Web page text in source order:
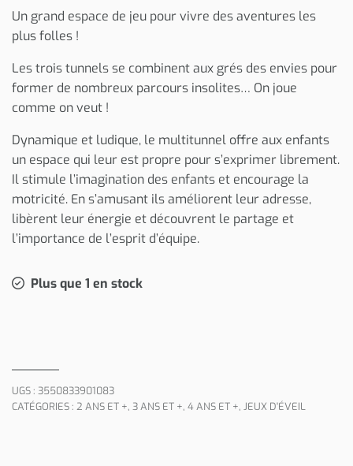
Un grand espace de jeu pour vivre des aventures les
plus folles !
Les trois tunnels se combinent aux grés des envies pour
former de nombreux parcours insolites… On joue
comme on veut !
Dynamique et ludique, le multitunnel offre aux enfants
un espace qui leur est propre pour s’exprimer librement.
Il stimule l’imagination des enfants et encourage la
motricité. En s’amusant ils améliorent leur adresse,
libèrent leur énergie et découvrent le partage et
l’importance de l’esprit d’équipe.
Plus que 1 en stock
UGS : 3550833901083
CATÉGORIES : 2 ANS ET +, 3 ANS ET +, 4 ANS ET +, JEUX D'ÉVEIL